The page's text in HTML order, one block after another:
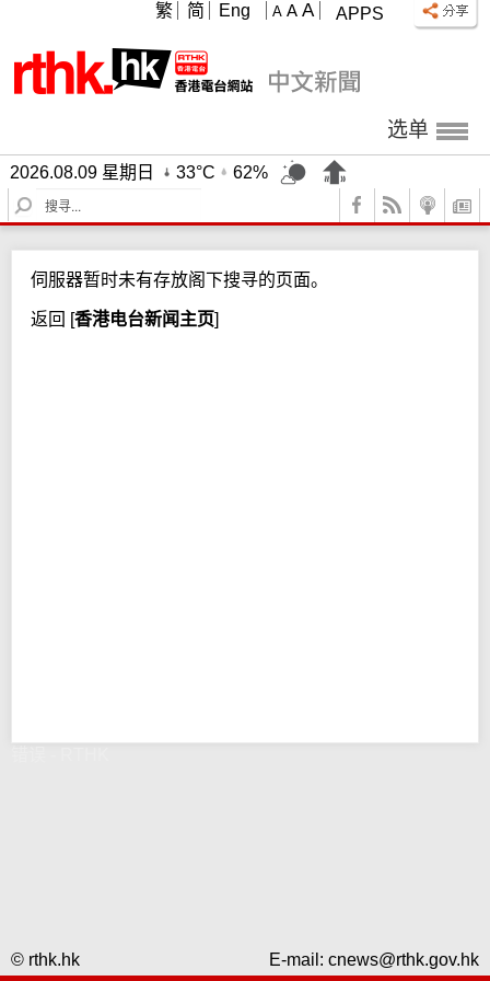
APPS
A A A
繁 简 Eng
选单
2026.08.09 星期日 33°C
62%
S
e
c
h
伺服器暂时未有存放阁下搜寻的页面。
返回 [香港电台新闻主页]
© rthk.hk E-mail: cnews@rthk.gov.hk